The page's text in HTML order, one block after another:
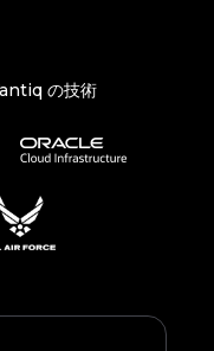
の技術